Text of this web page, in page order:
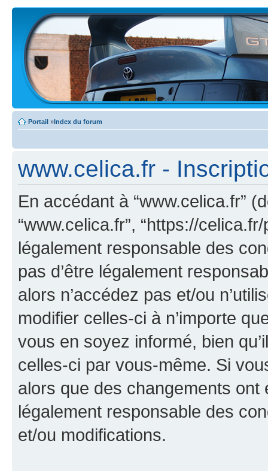
Portail »Index du forum
www.celica.fr -
En accédant à “www.celica.fr”
“www.celica.fr”, “https://
légalement responsable des
pas d’être légalement
alors n’accédez pas et/ou
modifier celles-ci à n’importe
vous en soyez informé, bien
celles-ci par vous-même. Si
alors que des changements ont
légalement responsable des
et/ou modifications.